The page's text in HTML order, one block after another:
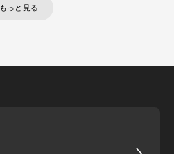
もっと見る